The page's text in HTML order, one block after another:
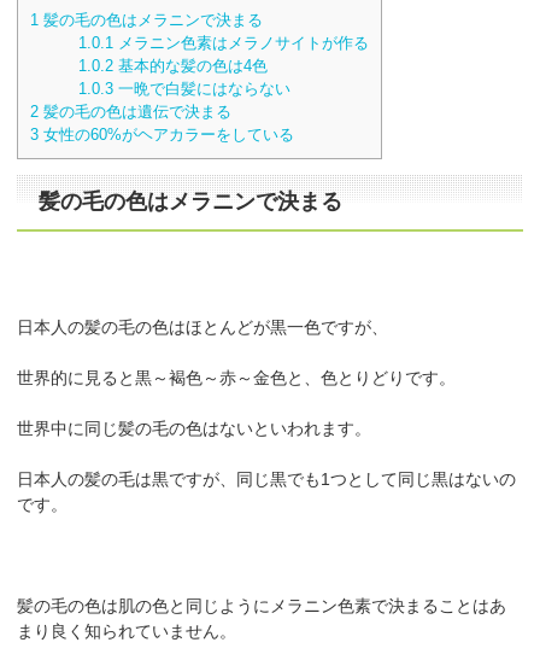
1 髪の毛の色はメラニンで決まる
1.0.1 メラニン色素はメラノサイトが作る
1.0.2 基本的な髪の色は4色
1.0.3 一晩で白髪にはならない
2 髪の毛の色は遺伝で決まる
3 女性の60%がヘアカラーをしている
髪の毛の色はメラニンで決まる
日本人の髪の毛の色はほとんどが黒一色ですが、
世界的に見ると黒～褐色～赤～金色と、色とりどりです。
世界中に同じ髪の毛の色はないといわれます。
日本人の髪の毛は黒ですが、同じ黒でも1つとして同じ黒はないの
です。
髪の毛の色は肌の色と同じようにメラニン色素で決まることはあ
まり良く知られていません。